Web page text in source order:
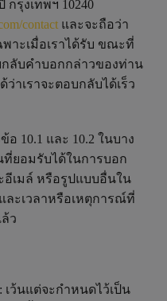
รุงเทพฯ 10240
contactและจะถือว่า
าะเมื่อเราได้รับ ขณะที่
กลับคำบอกกล่าวของท่าน
าเราจะตอบกลับได้เร็ว
10.1 และ 10.2 ในบาง
ที่ยอมรับได้ในการบอก
อีเมล์ หรือรูปแบบอื่นใน
ละเวลาหรือเหตุการณ์ที่
ว
เว้นแต่จะกำหนดไว้เป็น